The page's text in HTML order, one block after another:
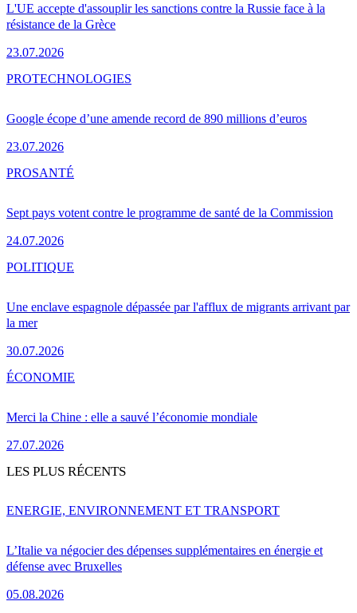
L'UE accepte d'assouplir les sanctions contre la Russie face à la
résistance de la Grèce
23.07.2026
Google écope d’une amende record de 890 millions d’euros
23.07.2026
PROTECHNOLOGIES
Sept pays votent contre le programme de santé de la Commission
24.07.2026
PROSANTÉ
Une enclave espagnole dépassée par l'afflux de migrants arrivant par
la mer
30.07.2026
POLITIQUE
Merci la Chine : elle a sauvé l’économie mondiale
27.07.2026
ÉCONOMIE
LES PLUS RÉCENTS
L’Italie va négocier des dépenses supplémentaires en énergie et
défense avec Bruxelles
05.08.2026
ENERGIE, ENVIRONNEMENT ET TRANSPORT